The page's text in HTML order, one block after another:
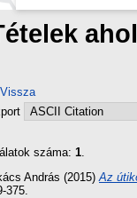
Vissza
száma: 1.
András (2015) Az
375.